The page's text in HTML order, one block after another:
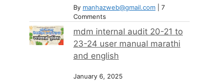
By manhazweb@gmail.com
7
Comments
mdm internal audit 20-21 to
23-24 user manual marathi
and english
January 6, 2025